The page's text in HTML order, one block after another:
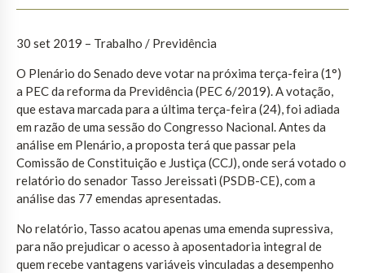
30 set 2019 – Trabalho / Previdência
O Plenário do Senado deve votar na próxima terça-feira (1°)
a PEC da reforma da Previdência (PEC 6/2019). A votação,
que estava marcada para a última terça-feira (24), foi adiada
em razão de uma sessão do Congresso Nacional. Antes da
análise em Plenário, a proposta terá que passar pela
Comissão de Constituição e Justiça (CCJ), onde será votado o
relatório do senador Tasso Jereissati (PSDB-CE), com a
análise das 77 emendas apresentadas.
No relatório, Tasso acatou apenas uma emenda supressiva,
para não prejudicar o acesso à aposentadoria integral de
quem recebe vantagens variáveis vinculadas a desempenho